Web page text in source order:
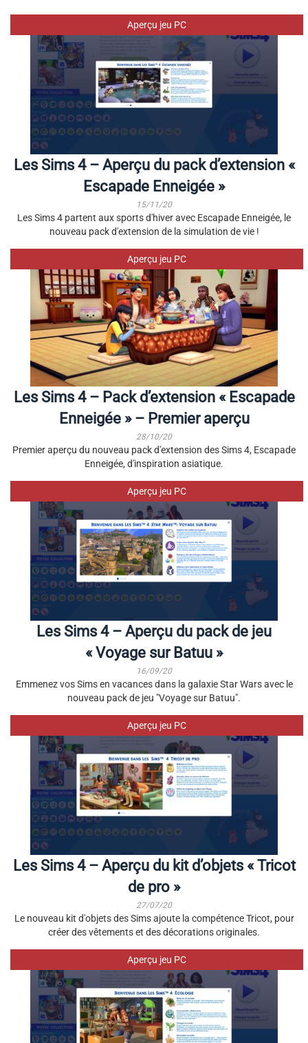
Aperçu jeu PC
Les Sims 4 – Aperçu du pack d’extension «
Escapade Enneigée »
15/11/20
Les Sims 4 partent aux sports d'hiver avec Escapade Enneigée, le
nouveau pack d'extension de la simulation de vie !
Aperçu jeu PC
Les Sims 4 – Pack d’extension « Escapade
Enneigée » – Premier aperçu
28/10/20
Premier aperçu du nouveau pack d'extension des Sims 4, Escapade
Enneigée, d'inspiration asiatique.
Aperçu jeu PC
Les Sims 4 – Aperçu du pack de jeu
« Voyage sur Batuu »
16/09/20
Emmenez vos Sims en vacances dans la galaxie Star Wars avec le
nouveau pack de jeu "Voyage sur Batuu".
Aperçu jeu PC
Les Sims 4 – Aperçu du kit d’objets « Tricot
de pro »
27/07/20
Le nouveau kit d'objets des Sims ajoute la compétence Tricot, pour
créer des vêtements et des décorations originales.
Aperçu jeu PC